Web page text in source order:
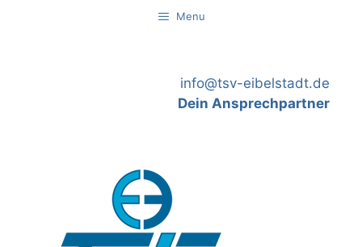
Menu
info@tsv-eibelstadt.de
Dein Ansprechpartner